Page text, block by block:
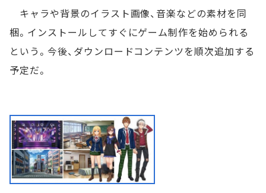
キャラや背景のイラスト画像、音楽などの素材を同
梱。インストールしてすぐにゲーム制作を始められる
という。今後、ダウンロードコンテンツを順次追加する
予定だ。